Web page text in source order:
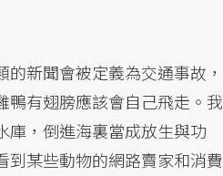
新聞會被定義為交通事故，
鴨有翅膀應該會自己飛走。我
庫，倒進海裏當成放生與功
到某些動物的網路賣家和消費